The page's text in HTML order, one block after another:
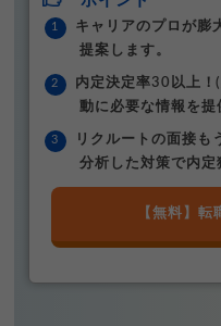
キャリアのプロが膨
提案します。
内定決定率30以上！
動に必要な情報を提
リクルートの面接も
分析した対策で内定
【無料】